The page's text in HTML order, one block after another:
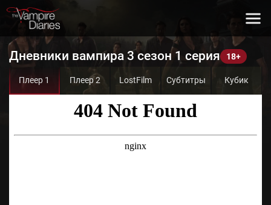
Дневники вампира 3 сезон 1 серия
Плеер 1 Плеер 2 LostFilm Субтитры Кубик